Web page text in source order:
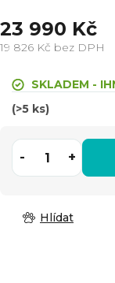
23 990 Kč
19 826 Kč bez DPH
cena:SKLADEM -
(>5 ks)
Hlídat